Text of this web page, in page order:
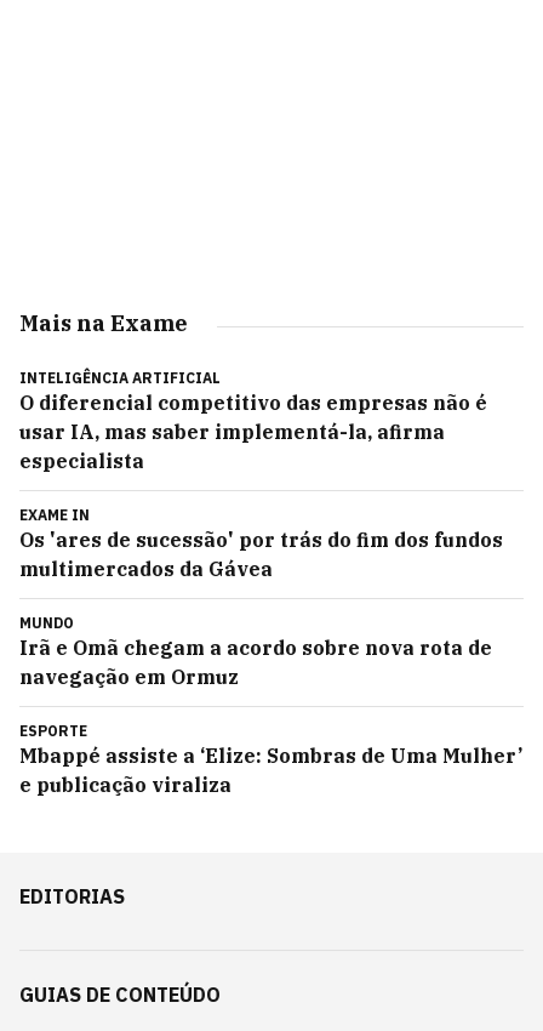
Mais na Exame
INTELIGÊNCIA ARTIFICIAL
O diferencial competitivo das empresas não é
usar IA, mas saber implementá-la, afirma
especialista
EXAME IN
Os 'ares de sucessão' por trás do fim dos fundos
multimercados da Gávea
MUNDO
Irã e Omã chegam a acordo sobre nova rota de
navegação em Ormuz
ESPORTE
Mbappé assiste a ‘Elize: Sombras de Uma Mulher’
e publicação viraliza
EDITORIAS
GUIAS DE CONTEÚDO